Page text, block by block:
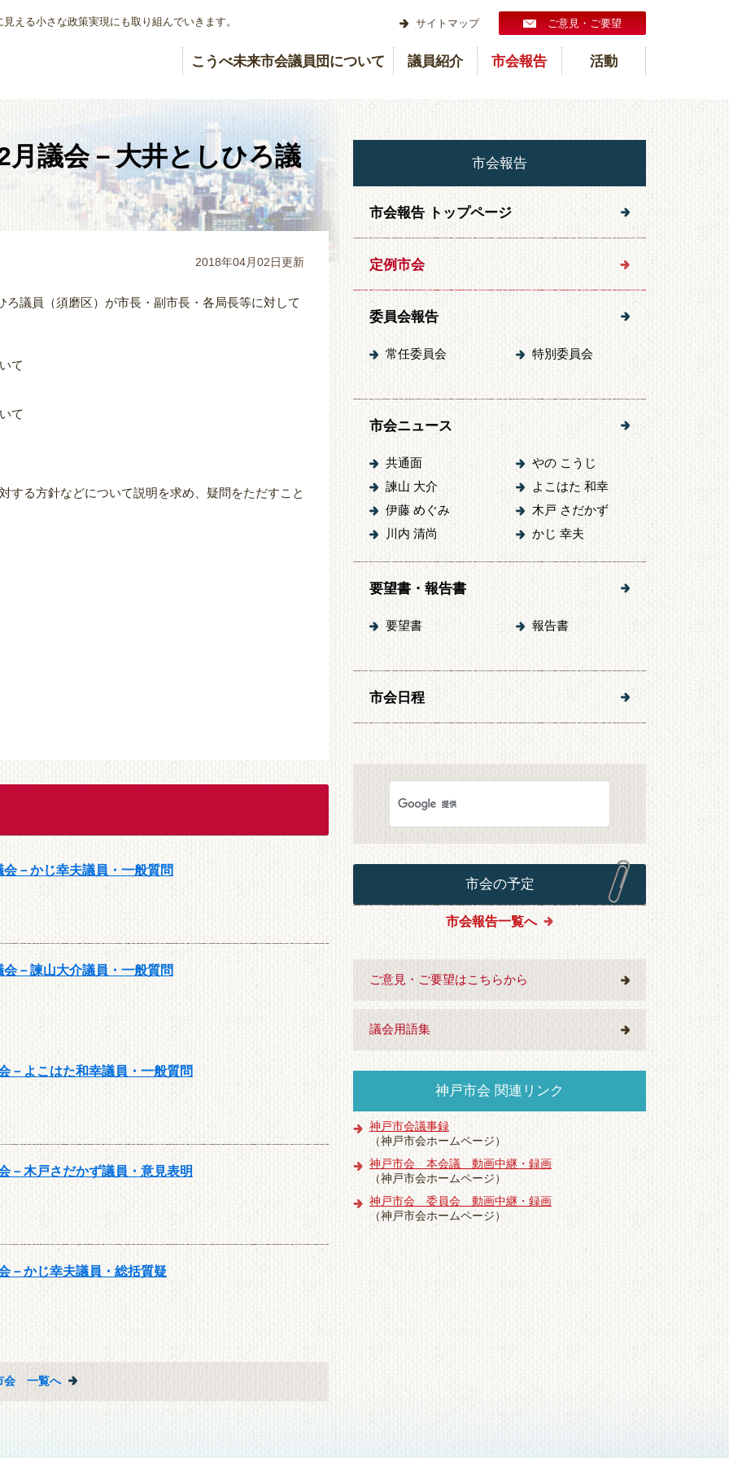
える小さな政策実現にも取り組んでいきます。 サイトマップ ご意見・ご要望
こうべ未来市会議員団について 議員紹介 市会報告 活動
月議会－大井としひろ議
2018年04月02日更新
議員（須磨区）が市長・副市長・各局長等に対して
て
て
する方針などについて説明を求め、疑問をただすこと
－かじ幸夫議員・一般質問
－諫山大介議員・一般質問
－よこはた和幸議員・一般質問
－木戸さだかず議員・意見表明
－かじ幸夫議員・総括質疑
会 一覧へ
市会報告
市会報告 トップページ
定例市会
委員会報告
常任委員会 特別委員会
市会ニュース
共通面
やの こうじ
諫山 大介
よこはた 和幸
伊藤 めぐみ
木戸 さだかず
川内 清尚
かじ 幸夫
要望書・報告書
要望書 報告書
市会日程
市会の予定
市会報告一覧へ
ご意見・ご要望はこちらから
議会用語集
神戸市会 関連リンク
神戸市会議事録
（神戸市会ホームページ）
神戸市会 本会議 動画中継・録画
（神戸市会ホームページ）
神戸市会 委員会 動画中継・録画
（神戸市会ホームページ）